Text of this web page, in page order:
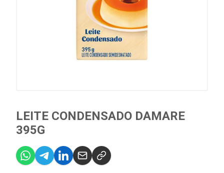
LEITE CONDENSADO DAMARE
395G